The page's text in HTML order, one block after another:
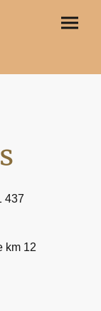
437
km 12